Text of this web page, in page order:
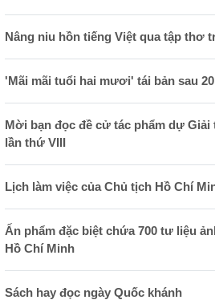
Nâng niu hồn tiếng Việt qua tập thơ
'Mãi mãi tuổi hai mươi' tái bản sau
Mời bạn đọc đề cử tác phẩm dự
lần thứ VIII
Lịch làm việc của Chủ tịch Hồ Chí
Ấn phẩm đặc biệt chứa 700 tư liệu
Hồ Chí Minh
Sách hay đọc ngày Quốc khánh